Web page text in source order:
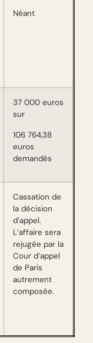
Néant
37 000 euros
sur
106 764,38
euros
demandés
Cassation de
la décision
d’appel.
L’affaire sera
rejugée par la
Cour d’appel
de Paris
autrement
composée.